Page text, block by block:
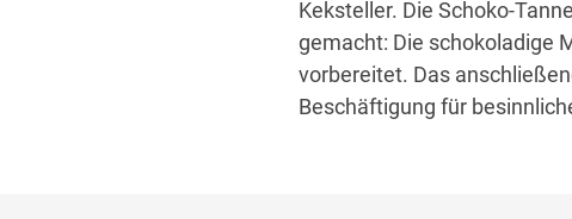
Keksteller. Die Schoko-
gemacht: Die schokoladige
vorbereitet. Das
Beschäftigung für